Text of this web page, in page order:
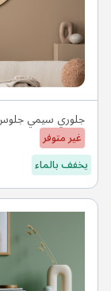
جلوري سيمي
غير متوفر
يخفف بالماء